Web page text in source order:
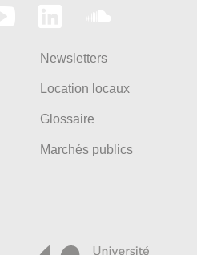
Newsletters
Location locaux
Glossaire
Marchés publics